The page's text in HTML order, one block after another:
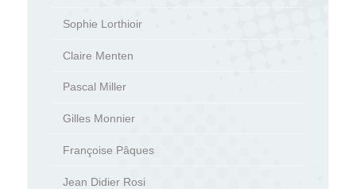
Sophie Lorthioir
Claire Menten
Pascal Miller
Gilles Monnier
Françoise Pâques
Jean Didier Rosi